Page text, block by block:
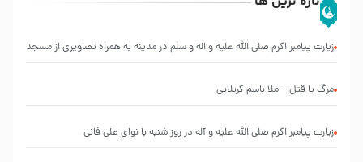
زیارت پیامبر اکرم صلی الله علیه و اله و سلم در مدینه به همراه تصاویری از مسجد
مرگ یا قتل – ملا باسم کربلایی
زیارت پیامبر اکرم صلی الله علیه و آله در روز شنبه با نوای علی فانی